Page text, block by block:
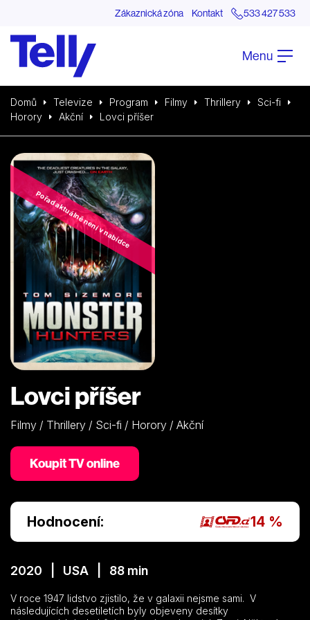
Zákaznická zóna Kontakt 533 427 533
Menu
Domů Televize Program Filmy Thrillery
Sci-fi
Horory
Akční Lovci příšer
Pořad aktuálně není v nabídce
Lovci příšer
Filmy / Thrillery / Sci-fi / Horory / Akční
Koupit TV online
Hodnocení: 14 %
2020 | USA | 88 min
V roce 1947 lidstvo zjistilo, že v galaxii nejsme sami. V
následujících desetiletích byly objeveny desítky